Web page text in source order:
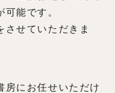
能です。
させていただきま
房にお任せいただけ